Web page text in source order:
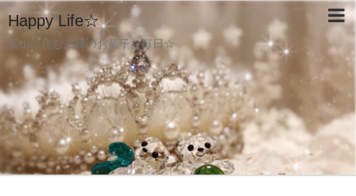
Happy Life☆
葉山に住む主婦のお菓子な毎日☆